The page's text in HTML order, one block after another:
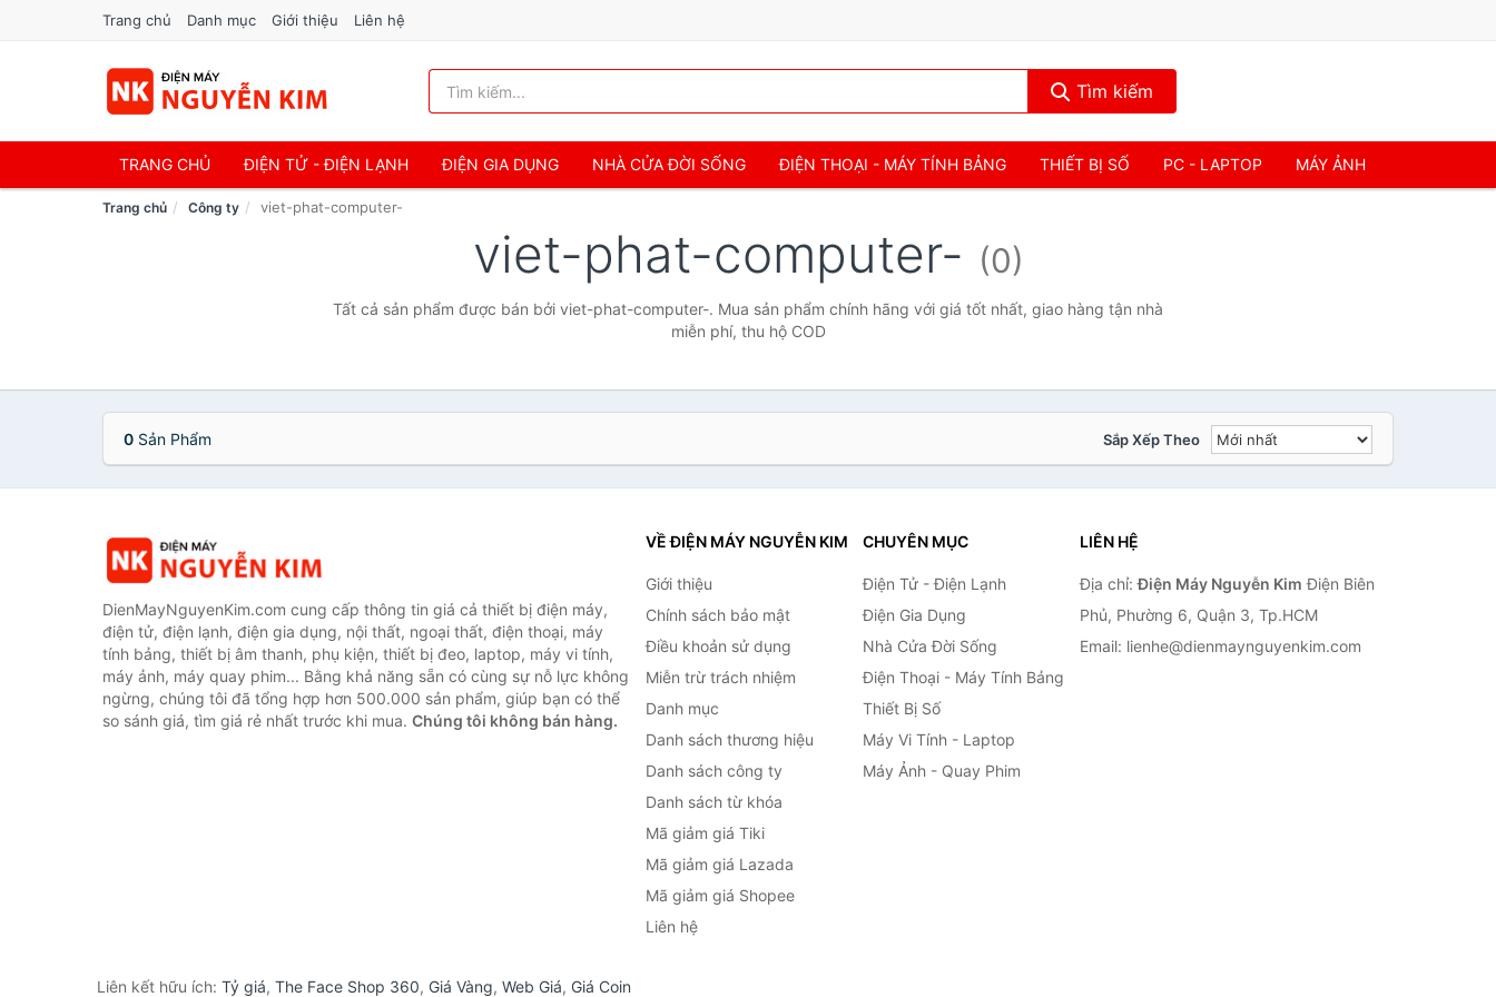
Trang chủ Danh mục Giới thiệu Liên hệ
Tìm kiếm
TRANG CHỦ ĐIỆN TỬ - ĐIỆN LẠNH ĐIỆN GIA DỤNG NHÀ CỬA ĐỜI SỐNG ĐIỆN THOẠI - MÁY TÍNH BẢNG THIẾT BỊ SỐ PC - LAPTOP MÁY ẢNH
Trang chủ Công ty viet-phat-computer-
viet-phat-computer- (0)
Tất cả sản phẩm được bán bởi viet-phat-computer-. Mua sản phẩm chính hãng với giá tốt nhất, giao hàng tận nhà
miễn phí, thu hộ COD
0 Sản Phẩm Sắp Xếp Theo
DienMayNguyenKim.com cung cấp thông tin giá cả thiết bị điện máy,
điện tử, điện lạnh, điện gia dụng, nội thất, ngoại thất, điện thoại, máy
tính bảng, thiết bị âm thanh, phụ kiện, thiết bị đeo, laptop, máy vi tính,
máy ảnh, máy quay phim... Bằng khả năng sẵn có cùng sự nỗ lực không
ngừng, chúng tôi đã tổng hợp hơn 500.000 sản phẩm, giúp bạn có thể
so sánh giá, tìm giá rẻ nhất trước khi mua. Chúng tôi không bán hàng.
VỀ ĐIỆN MÁY NGUYỄN KIM
Giới thiệu
Chính sách bảo mật
Điều khoản sử dụng
Miễn trừ trách nhiệm
Danh mục
Danh sách thương hiệu
Danh sách công ty
Danh sách từ khóa
Mã giảm giá Tiki
Mã giảm giá Lazada
Mã giảm giá Shopee
Liên hệ
CHUYÊN MỤC
Điện Tử - Điện Lạnh
Điện Gia Dụng
Nhà Cửa Đời Sống
Điện Thoại - Máy Tính Bảng
Thiết Bị Số
Máy Vi Tính - Laptop
Máy Ảnh - Quay Phim
LIÊN HỆ
Địa chỉ:Điện Máy Nguyễn Kim Điện Biên
Phủ, Phường 6, Quận 3, Tp.HCM
Email: lienhe@dienmaynguyenkim.com
Liên kết hữu ích: Tỷ giá, The Face Shop 360, Giá Vàng, Web Giá, Giá Coin